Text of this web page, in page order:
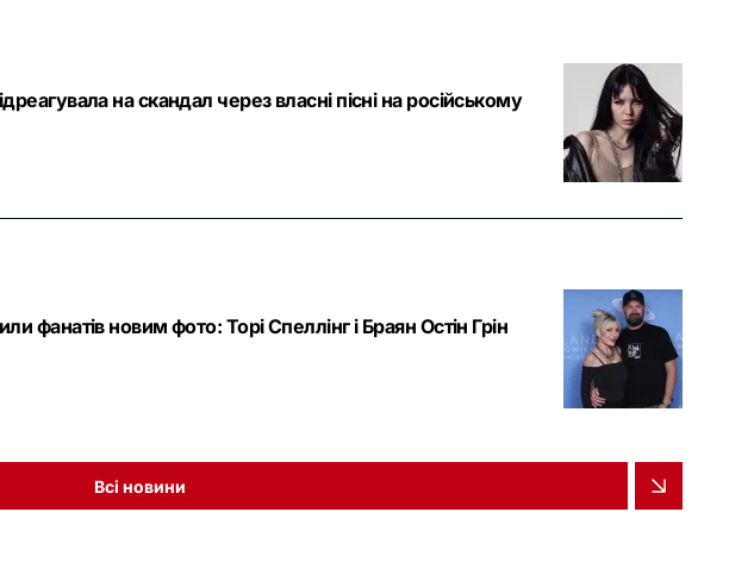
на скандал через власні пісні на російському
фанатів новим фото: Торі Спеллінг і Браян Остін Грін
Всі новини